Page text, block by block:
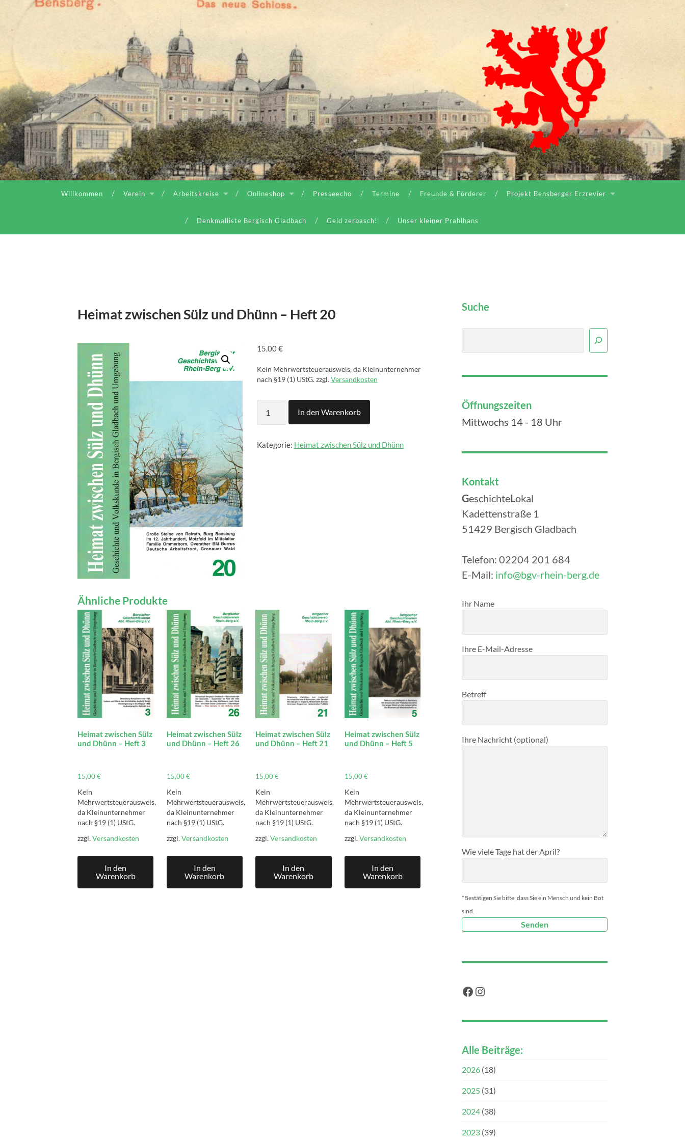
Bergischer
Geschichtsverein
Rhein-
e.V.
Willkommen Verein Arbeitskreise Onlineshop Presseecho Termine Freunde & Förderer Projekt Bensberger Erzrevier
Denkmalliste Bergisch Gladbach Geld zerbasch! Unser kleiner Prahlhans
Heimat zwischen Sülz und Dhünn – Heft 20
15,00€
Kein Mehrwertsteuerausweis, da Kleinunternehmer
nach §19 (1) UStG. zzgl.Versandkosten
zwischen
Sülz
Dhünn
-
In den Warenkorb
Kategorie: Heimat zwischen Sülz und Dhünn
Ähnliche Produkte
Heimat zwischen Sülz
und Dhünn – Heft 3
15,00€
Kein
Mehrwertsteuerausweis,
da Kleinunternehmer
nach §19 (1) UStG.
zzgl.Versandkosten
In den
Warenkorb
Heimat zwischen Sülz
und Dhünn – Heft 26
15,00€
Kein
Mehrwertsteuerausweis,
da Kleinunternehmer
nach §19 (1) UStG.
zzgl.Versandkosten
In den
Warenkorb
Heimat zwischen Sülz
und Dhünn – Heft 21
15,00€
Kein
Mehrwertsteuerausweis,
da Kleinunternehmer
nach §19 (1) UStG.
zzgl.Versandkosten
In den
Warenkorb
Heimat zwischen Sülz
und Dhünn – Heft 5
15,00€
Kein
Mehrwertsteuerausweis,
da Kleinunternehmer
nach §19 (1) UStG.
zzgl.Versandkosten
In den
Warenkorb
Suche
Öffnungszeiten
Mittwochs 14 - 18 Uhr
Kontakt
GeschichteLokal
Kadettenstraße 1
51429 Bergisch Gladbach
Telefon: 02204 201 684
E-Mail: info@bgv-rhein-berg.de
Bitte lasse dieses Feld leer.
Ihr Name
Ihre E-Mail-Adresse
Betreff
Ihre Nachricht (optional)
Wie viele Tage hat der April?
*Bestätigen Sie bitte, dass Sie ein Mensch und kein Bot
sind.
Facebook
Instagram
Alle Beiträge:
2026 (18)
2025 (31)
2024 (38)
2023 (39)